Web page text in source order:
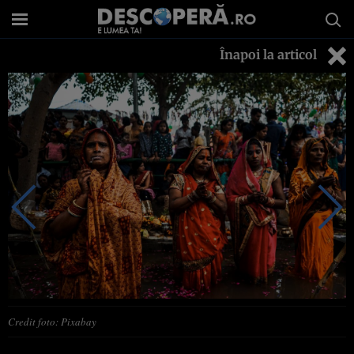
Înapoi la articol
Credit foto: Pixabay